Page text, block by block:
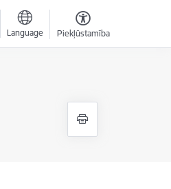
Language Piekļūstamība